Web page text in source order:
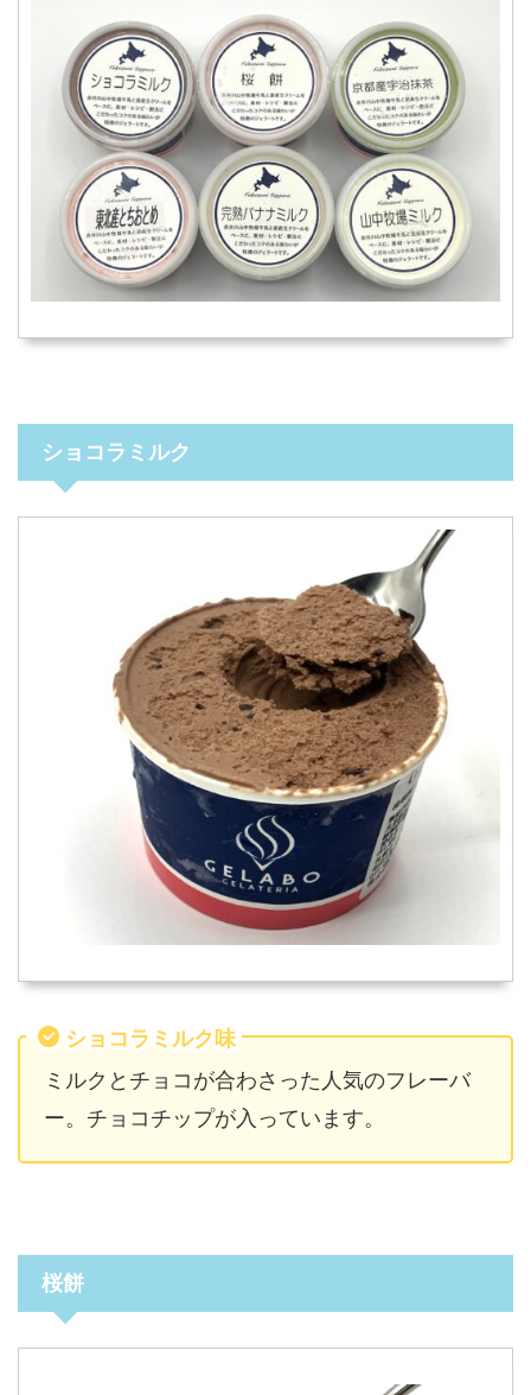
ショコラミルク
ショコラミルク味
ミルクとチョコが合わさった人気のフレーバ
ー。チョコチップが入っています。
桜餅